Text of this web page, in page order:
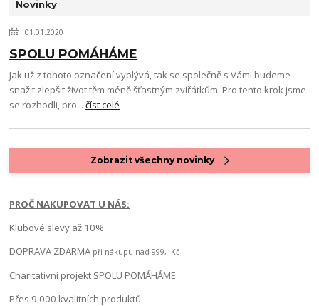
Novinky
01.01.2020
SPOLU POMÁHÁME
Jak už z tohoto označení vyplývá, tak se společně s Vámi budeme
snažit zlepšit život těm méně šťastným zvířátkům. Pro tento krok jsme
se rozhodli, pro...číst celé
Zobrazit všechny novinky
PROČ NAKUPOVAT U NÁS:
Klubové slevy až 10%
DOPRAVA ZDARMA při nákupu nad 999,- Kč
Charitativní projekt SPOLU POMÁHÁME
Přes 9 000 kvalitních produktů